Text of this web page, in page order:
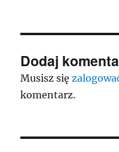
Dodaj
Musisz się
komentarz.